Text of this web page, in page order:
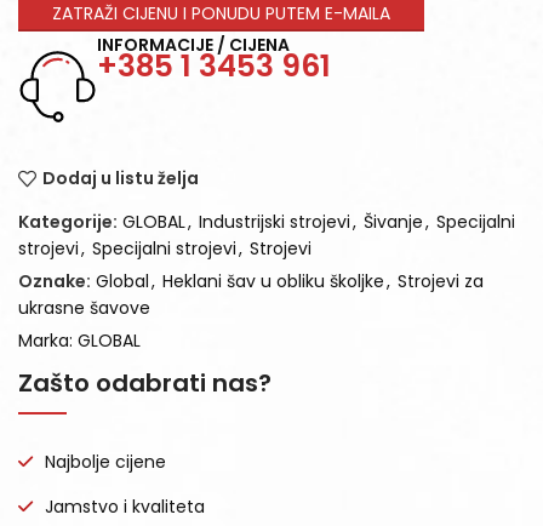
ZATRAŽI CIJENU I PONUDU PUTEM E-MAILA
INFORMACIJE / CIJENA
+385 1 3453 961
Dodaj u listu želja
Kategorije: GLOBAL, Industrijski strojevi, Šivanje, Specijalni
strojevi, Specijalni strojevi, Strojevi
Oznake: Global, Heklani šav u obliku školjke, Strojevi za
ukrasne šavove
Marka: GLOBAL
Zašto odabrati nas?
Najbolje cijene
Jamstvo i kvaliteta